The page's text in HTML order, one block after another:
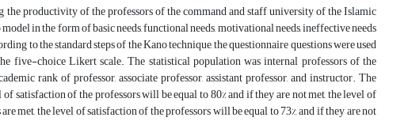
productivity of the professors of the command and staff university of the Islamic
in the form of basic needs, functional needs, motivational needs, ineffective needs
to the standard steps of the Kano technique, the questionnaire questions were used
five-choice Likert scale. The statistical population was internal professors of the
rank of professor, associate professor, assistant professor, and instructor. The
satisfaction of the professors will be equal to 80% and if they are not met, the level of
met, the level of satisfaction of the professors will be equal to 73%, and if they are not